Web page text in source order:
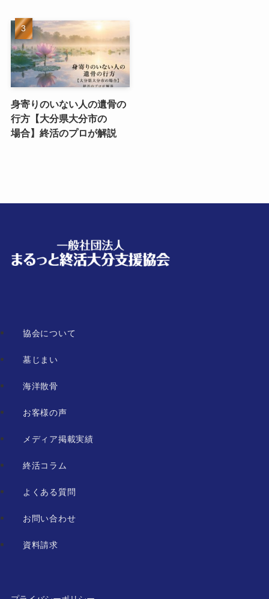
身寄りのいない​人の​遺骨の​
行方​【大分県大分市の​
場合】終活の​プロが​解説
協会について
墓じまい
海洋散骨
お客様の声
メディア掲載実績
終活コラム
よくある質問
お問い合わせ
資料請求